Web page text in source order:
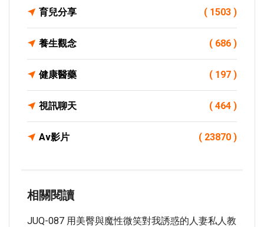
育兒分享 ( 1503 )
養生觀念 ( 686 )
健康醫藥 ( 197 )
視訊聊天 ( 464 )
Av影片 ( 23870 )
相關閱讀
JUQ-087 用美臀與魔性微笑對我誘惑的人妻私人教